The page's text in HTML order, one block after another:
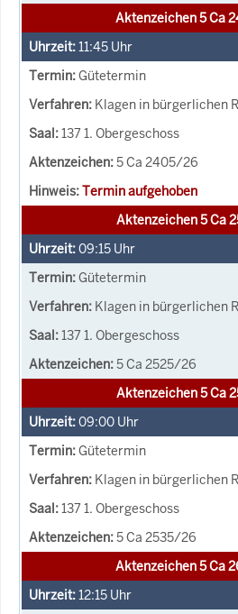
Aktenzeichen 5 Ca
11:45 Uhr
Gütetermin
Klagen in bürgerlichen
137 1. Obergeschoss
5 Ca 2405/26
Termin aufgehoben
Aktenzeichen 5 Ca
09:15 Uhr
Gütetermin
Klagen in bürgerlichen
137 1. Obergeschoss
5 Ca 2525/26
Aktenzeichen 5 Ca
09:00 Uhr
Gütetermin
Klagen in bürgerlichen
137 1. Obergeschoss
5 Ca 2535/26
Aktenzeichen 5 Ca
12:15 Uhr